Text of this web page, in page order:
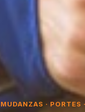
MUDANZAS · PORTES